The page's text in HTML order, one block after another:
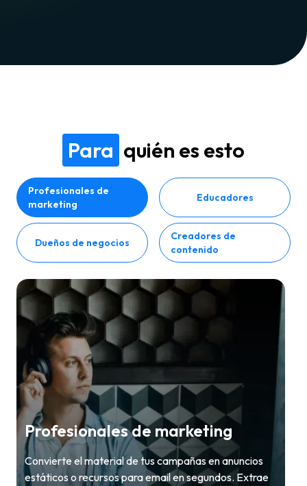
Para quién es esto
Profesionales de
marketing
Educadores
Dueños de negocios
Creadores de
contenido
Profesionales de marketing
Convierte el material de tus campañas en anuncios
estáticos o recursos para email en segundos. Extrae